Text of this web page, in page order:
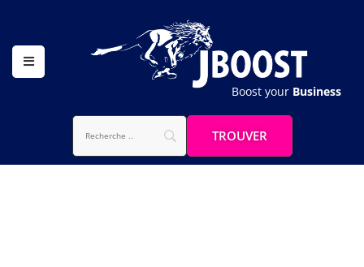
Boost yourBusiness